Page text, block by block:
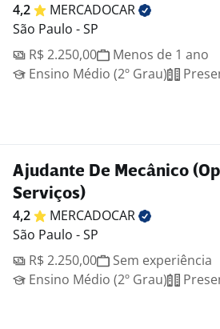
4,2
MERCADOCAR
São Paulo - SP
R$ 2.250,00
Menos de 1 ano
Ensino Médio (2º Grau)
Ajudante De Mecânico
Serviços)
4,2
MERCADOCAR
São Paulo - SP
R$ 2.250,00
Sem experiência
Ensino Médio (2º Grau)